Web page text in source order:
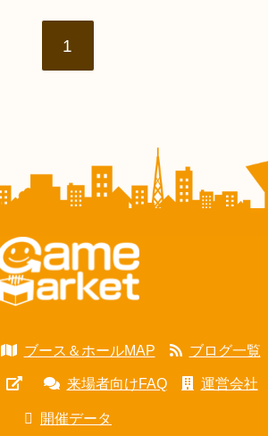
1
ブース＆ホールMAP ブログ一覧
来場者向けFAQ 運営会社
開催データ